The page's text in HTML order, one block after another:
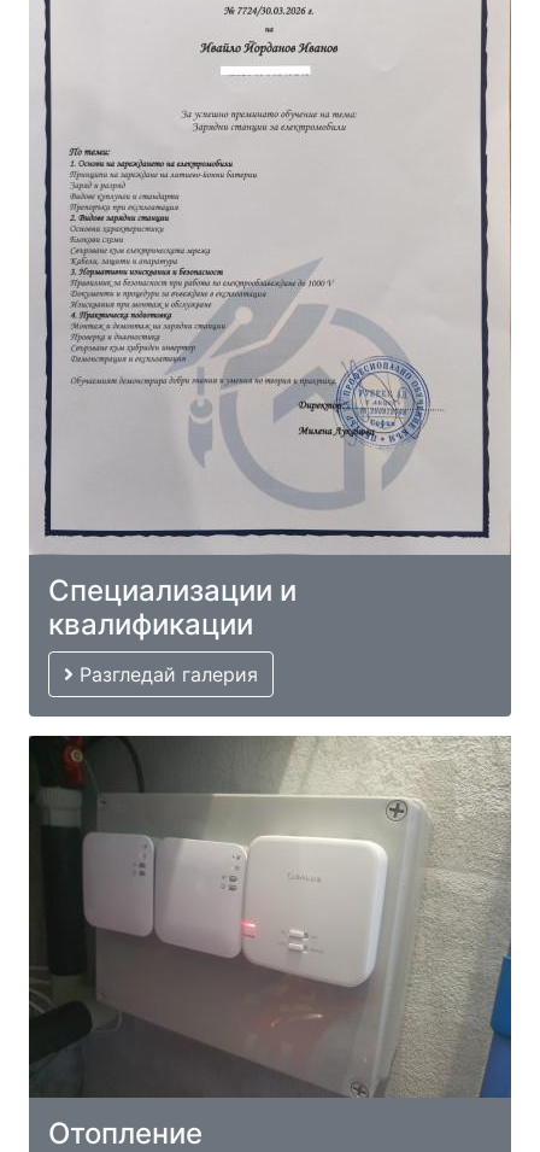
Специализации и
квалификации
Разгледай галерия
Отопление